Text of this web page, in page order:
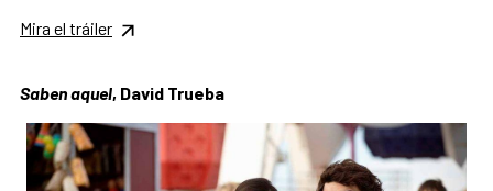
Mira el tráiler
Saben aquel, David Trueba